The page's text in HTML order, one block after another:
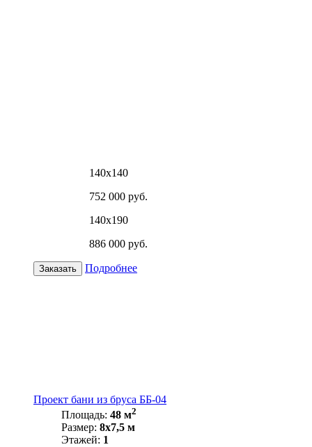
140х140
752 000 руб.
140х190
886 000 руб.
Заказать Подробнее
Проект бани из бруса ББ-04
Площадь: 48 м2
Размер: 8х7,5 м
Этажей: 1